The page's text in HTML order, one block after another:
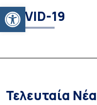
Ανοίξτε τη γραμμή εργαλείων
COVID-19
Τελευταία Νέα